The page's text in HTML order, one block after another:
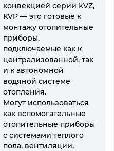
конвекцией серии KVZ,
KVP — это готовые к
монтажу отопительные
приборы,
подключаемые как к
централизованной, так
и к автономной
водяной системе
отопления.
Могут использоваться
как вспомогательные
отопительные приборы
с системами теплого
пола, вентиляции,